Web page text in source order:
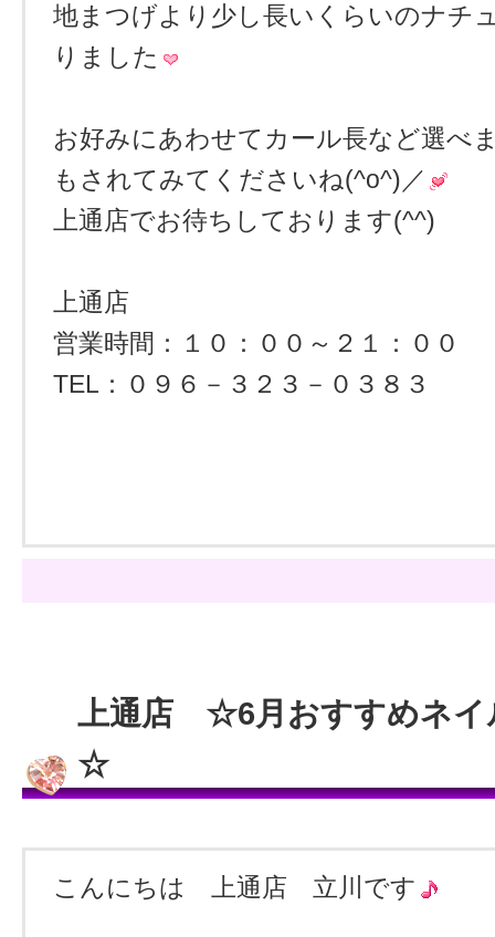
地まつげより少し長いくらいのナチ
りました
お好みにあわせてカール長など選べ
もされてみてくださいね(^o^)／
上通店でお待ちしております(^^)
上通店
営業時間：１０：００～２１：００
TEL：０９６－３２３－０３８３
上通店 ☆6月おすすめネ
☆
こんにちは 上通店 立川です